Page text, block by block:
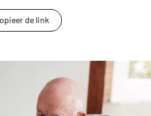
de link
leren en verbeteren is